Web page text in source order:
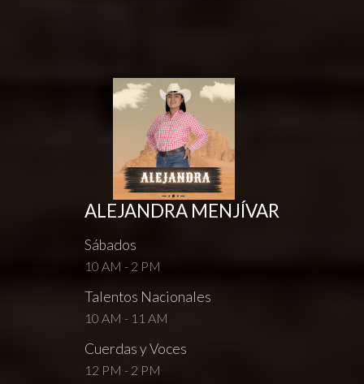
ALEJANDRA MENJÍVAR
Sábados
10 AM - 2 PM
Talentos Nacionales
10 AM - 11 AM
Cuerdas y Voces
12 PM - 2 PM